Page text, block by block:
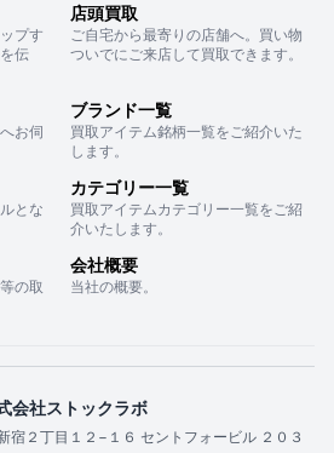
プす
伝
店頭買取
ご自宅から最寄りの店舗へ。買い物
ついでにご来店して買取できます。
お伺
ブランド一覧
買取アイテム銘柄一覧をご紹介いた
します。
とな
カテゴリー一覧
買取アイテムカテゴリー一覧をご紹
介いたします。
の取
会社概要
当社の概要。
会社ストックラボ
２丁目１２−１６ セントフォービル ２０３